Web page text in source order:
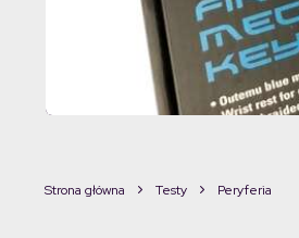
Strona główna Testy Peryferia